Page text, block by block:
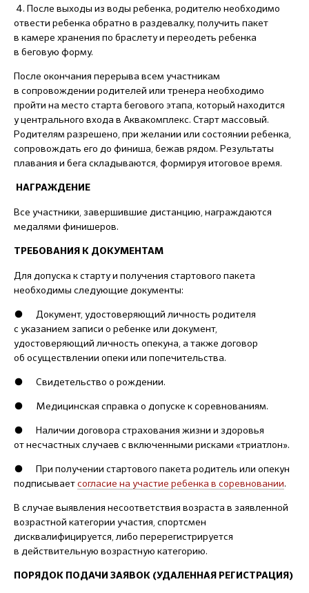
4. После выходы из воды ребенка, родителю необходимо
отвести ребенка обратно в раздевалку, получить пакет
в камере хранения по браслету и переодеть ребенка
в беговую форму.
После окончания перерыва всем участникам
в сопровождении родителей или тренера необходимо
пройти на место старта бегового этапа, который находится
у центрального входа в Аквакомплекс. Старт массовый.
Родителям разрешено, при желании или состоянии ребенка,
сопровождать его до финиша, бежав рядом. Результаты
плавания и бега складываются, формируя итоговое время.
НАГРАЖДЕНИЕ
Все участники, завершившие дистанцию, награждаются
медалями финишеров.
ТРЕБОВАНИЯ К ДОКУМЕНТАМ
Для допуска к старту и получения стартового пакета
необходимы следующие документы:
● Документ, удостоверяющий личность родителя
с указанием записи о ребенке или документ,
удостоверяющий личность опекуна, а также договор
об осуществлении опеки или попечительства.
● Свидетельство о рождении.
● Медицинская справка о допуске к соревнованиям.
● Наличии договора страхования жизни и здоровья
от несчастных случаев с включенными рисками «триатлон».
● При получении стартового пакета родитель или опекун
подписываетсогласие на участие ребенка в соревновании.
В случае выявления несоответствия возраста в заявленной
возрастной категории участия, спортсмен
дисквалифицируется, либо перерегистрируется
в действительную возрастную категорию.
ПОРЯДОК ПОДАЧИ ЗАЯВОК (УДАЛЕННАЯ РЕГИСТРАЦИЯ)